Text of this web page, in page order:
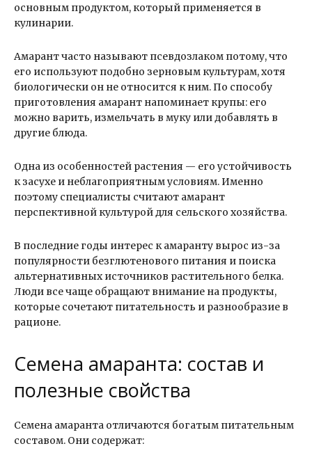
основным продуктом, который применяется в
кулинарии.
Амарант часто называют псевдозлаком потому, что
его используют подобно зерновым культурам, хотя
биологически он не относится к ним. По способу
приготовления амарант напоминает крупы: его
можно варить, измельчать в муку или добавлять в
другие блюда.
Одна из особенностей растения — его устойчивость
к засухе и неблагоприятным условиям. Именно
поэтому специалисты считают амарант
перспективной культурой для сельского хозяйства.
В последние годы интерес к амаранту вырос из-за
популярности безглютенового питания и поиска
альтернативных источников растительного белка.
Люди все чаще обращают внимание на продукты,
которые сочетают питательность и разнообразие в
рационе.
Семена амаранта: состав и
полезные свойства
Семена амаранта отличаются богатым питательным
составом. Они содержат: